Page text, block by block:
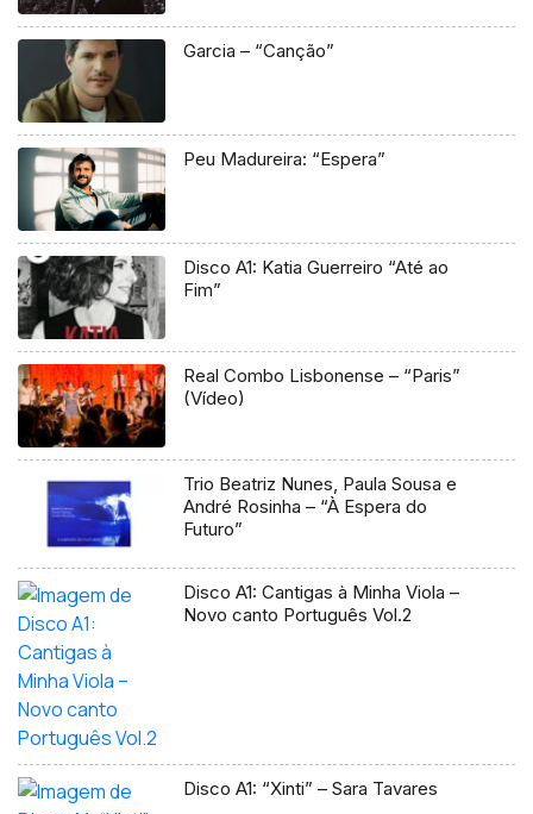
Garcia – “Canção”
Peu Madureira: “Espera”
Disco A1: Katia Guerreiro “Até ao
Fim”
Real Combo Lisbonense – “Paris”
(Vídeo)
Trio Beatriz Nunes, Paula Sousa e
André Rosinha – “À Espera do
Futuro”
Disco A1: Cantigas à Minha Viola –
Novo canto Português Vol.2
Disco A1: “Xinti” – Sara Tavares